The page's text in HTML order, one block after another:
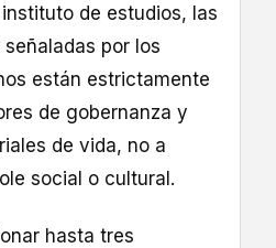
de estudios, las
por los
están estrictamente
de gobernanza y
de vida, no a
social o cultural.
hasta tres